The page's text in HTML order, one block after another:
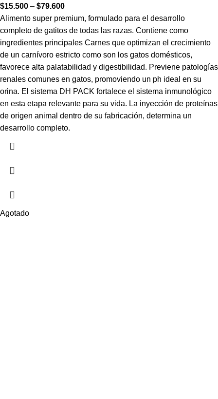
$15.500 – $79.600
Alimento super premium, formulado para el desarrollo
completo de gatitos de todas las razas. Contiene como
ingredientes principales Carnes que optimizan el crecimiento
de un carnívoro estricto como son los gatos domésticos,
favorece alta palatabilidad y digestibilidad. Previene patologías
renales comunes en gatos, promoviendo un ph ideal en su
orina. El sistema DH PACK fortalece el sistema inmunológico
en esta etapa relevante para su vida. La inyección de proteínas
de origen animal dentro de su fabricación, determina un
desarrollo completo.
Agotado